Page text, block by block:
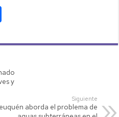
m
ar
y
Siguiente
aborda el problema de